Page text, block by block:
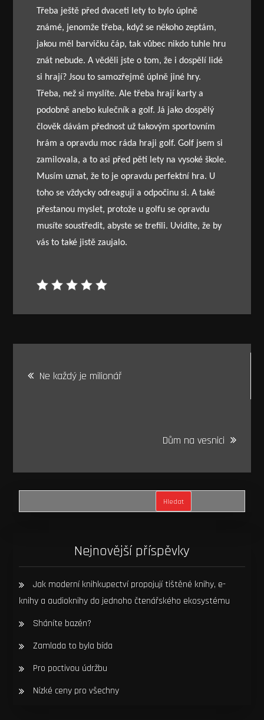
Třeba ještě před dvaceti lety to bylo úplně
známé, jenomže třeba, když se někoho zeptám,
jakou měl barvičku čáp, tak vůbec nikdo tuhle hru
znát nebude. A věděli jste o tom, že i dospělí lidé
si hrají? Jsou to samozřejmě úplně jiné hry.
Třeba, než si myslíte. Ale třeba hrají karty a
podobně anebo kulečník a golf. Já jako dospělý
člověk dávám přednost už takovým sportovním
hrám a opravdu moc ráda hraji golf. Golf jsem si
zamilovala, a to asi před pěti lety na vysoké škole.
Musím uznat, že to je opravdu perfektní hra. U
toho se vždycky odreaguji a odpočinu si. A také
přestanou myslet, protože u golfu se opravdu
musíte soustředit, abyste se trefili. Uvidíte, že by
vás to také jistě zaujalo.
Ne každý je milionář
Dům na vesnici
Hledat
Nejnovější příspěvky
Jak moderní knihkupectví propojují tištěné knihy, e-
knihy a audioknihy do jednoho čtenářského ekosystému
Sháníte bazén?
Zamlada to byla bída
Pro poctivou údržbu
Nízké ceny pro všechny